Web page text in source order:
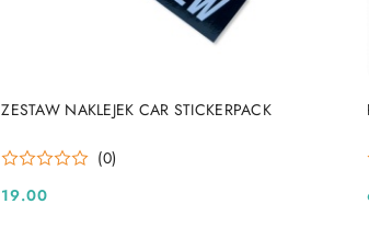
ZESTAW NAKLEJEK CAR STICKERPACK
(0)
Cena:
19.00
DO KOSZYKA